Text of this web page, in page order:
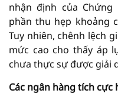
nhận định của Chứng
phần thu hẹp khoảng
Tuy nhiên, chênh lệch
mức cao cho thấy áp
chưa thực sự được giải
Các ngân hàng tích